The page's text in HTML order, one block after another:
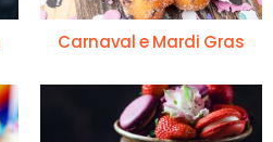
Carnaval e Mardi Gras